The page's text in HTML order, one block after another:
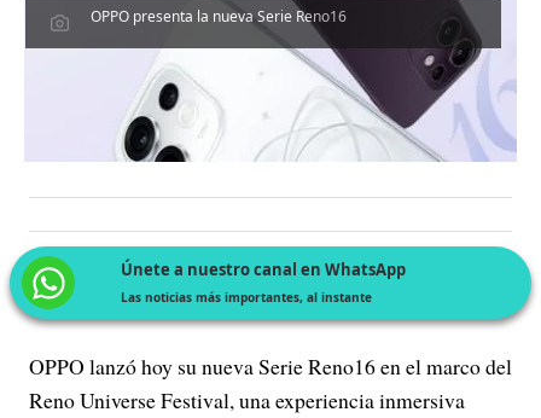
OPPO presenta la nueva Serie Reno16
Únete a nuestro canal en WhatsApp
Las noticias más importantes, al instante
OPPO lanzó hoy su nueva Serie Reno16 en el marco del
Reno Universe Festival, una experiencia inmersiva